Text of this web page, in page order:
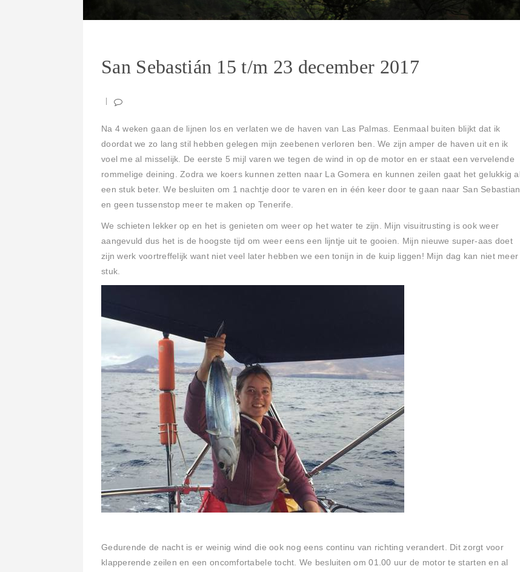
San Sebastián 15 t/m 23 december 2017
Na 4 weken gaan de lijnen los en verlaten we de haven van Las Palmas. Eenmaal buiten blijkt dat ik
doordat we zo lang stil hebben gelegen mijn zeebenen verloren ben. We zijn amper de haven uit en ik
voel me al misselijk. De eerste 5 mijl varen we tegen de wind in op de motor en er staat een vervelende
rommelige deining. Zodra we koers kunnen zetten naar La Gomera en kunnen zeilen gaat het gelukkig al
een stuk beter. We besluiten om 1 nachtje door te varen en in één keer door te gaan naar San Sebastian
en geen tussenstop meer te maken op Tenerife.
We schieten lekker op en het is genieten om weer op het water te zijn. Mijn visuitrusting is ook weer
aangevuld dus het is de hoogste tijd om weer eens een lijntje uit te gooien. Mijn nieuwe super-aas doet
zijn werk voortreffelijk want niet veel later hebben we een tonijn in de kuip liggen! Mijn dag kan niet meer
stuk.
Gedurende de nacht is er weinig wind die ook nog eens continu van richting verandert. Dit zorgt voor
klapperende zeilen en een oncomfortabele tocht. We besluiten om 01.00 uur de motor te starten en al